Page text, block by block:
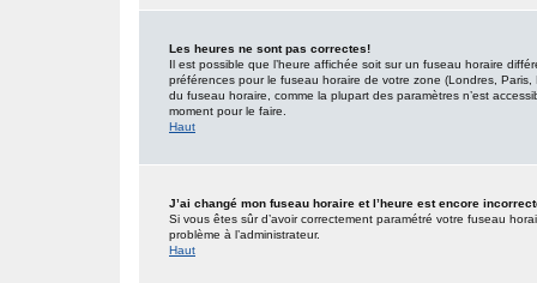
Les heures ne sont pas correctes!
Il est possible que l’heure affichée soit sur un fuseau horaire
préférences pour le fuseau horaire de votre zone (Londres,
du fuseau horaire, comme la plupart des paramètres n’est
moment pour le faire.
Haut
J’ai changé mon fuseau horaire et l’heure est encore
Si vous êtes sûr d’avoir correctement paramétré votre fuseau
problème à l’administrateur.
Haut